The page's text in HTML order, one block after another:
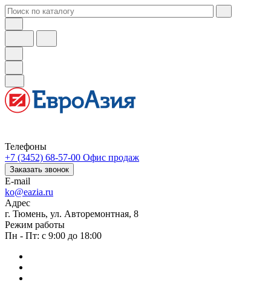
Телефоны
+7 (3452) 68-57-00 Офис продаж
Заказать звонок
E-mail
ko@eazia.ru
Адрес
г. Тюмень, ул. Авторемонтная, 8
Режим работы
Пн - Пт: с 9:00 до 18:00